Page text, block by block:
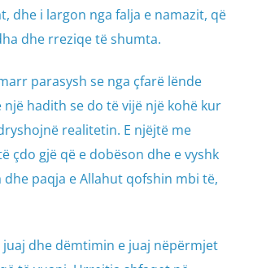
dhe i largon nga falja e namazit, që
dhe rreziqe të shumta.
parasysh se nga çfarë lënde
hadith se do të vijë një kohë kur
realitetin. E njëjtë me
çdo gjë që e dobëson dhe e vyshk
paqja e Allahut qofshin mbi të,
dhe dëmtimin e juaj nëpërmjet